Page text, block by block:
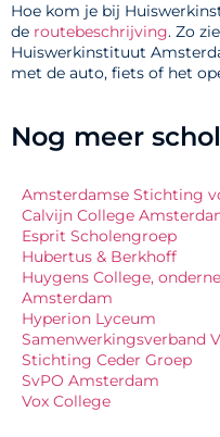
Hoe kom je bij
de routebeschrijving. Zo
Huiswerkinstituut
met de auto, fiets of het
Nog meer
Amsterdamse Stichting
Calvijn College
Esprit Scholengroep
Hubertus & Berkhoff
Huygens College,
Amsterdam
Hyperion Lyceum
Samenwerkingsverband
Stichting Ceder Groep
SvPO Amsterdam
Vox College